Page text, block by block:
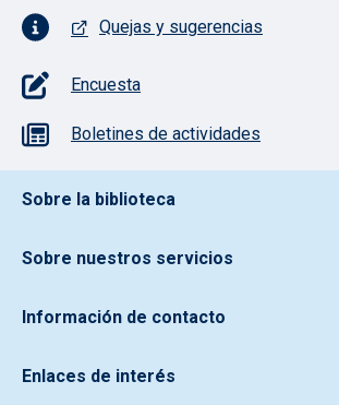
Quejas y sugerencias
Encuesta
Boletines de actividades
Pie de pagina información
Sobre la biblioteca
Sobre nuestros servicios
Información de contacto
Enlaces de interés